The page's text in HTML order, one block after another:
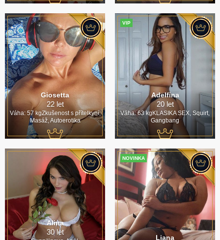
Giosetta
22 let
Váha: 57 kgZkušenost s přítelkyní,
Masáž, Autoerotika
VIP
Adelfina
20 let
Váha: 63 kgKLASIKA SEX, Squirt,
Gangbang
Alina
30 let
NOVINKA
Liana